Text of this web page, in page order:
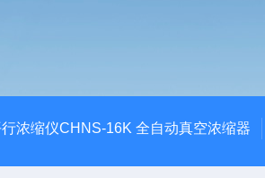
浓缩仪CHNS-16K 全自动真空浓缩器